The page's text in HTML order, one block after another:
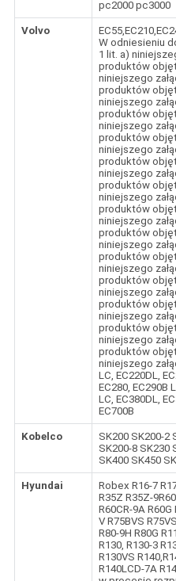
pc2000 pc3000
Volvo
W odniesieniu
1 lit. a)
produktów
niniejszego
produktów
niniejszego
produktów
niniejszego
produktów
niniejszego
produktów
niniejszego
produktów
niniejszego
produktów
niniejszego
produktów
niniejszego
produktów
niniejszego
produktów
niniejszego
produktów
niniejszego
produktów
niniejszego
produktów
niniejszego
LC, EC220DL,
EC280, EC290B
LC, EC380DL,
EC700B
Kobelco
SK200 SK200-2
SK200-8 SK230
SK400 SK450
Hyundai
Robex R16-7
R35Z R35Z-
R60CR-9A R60G
V R75BVS
R80-9H R80G
R130, R130-3
R130VS
R140LCD-7A